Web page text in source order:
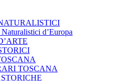
d’Europa
TOSCANA